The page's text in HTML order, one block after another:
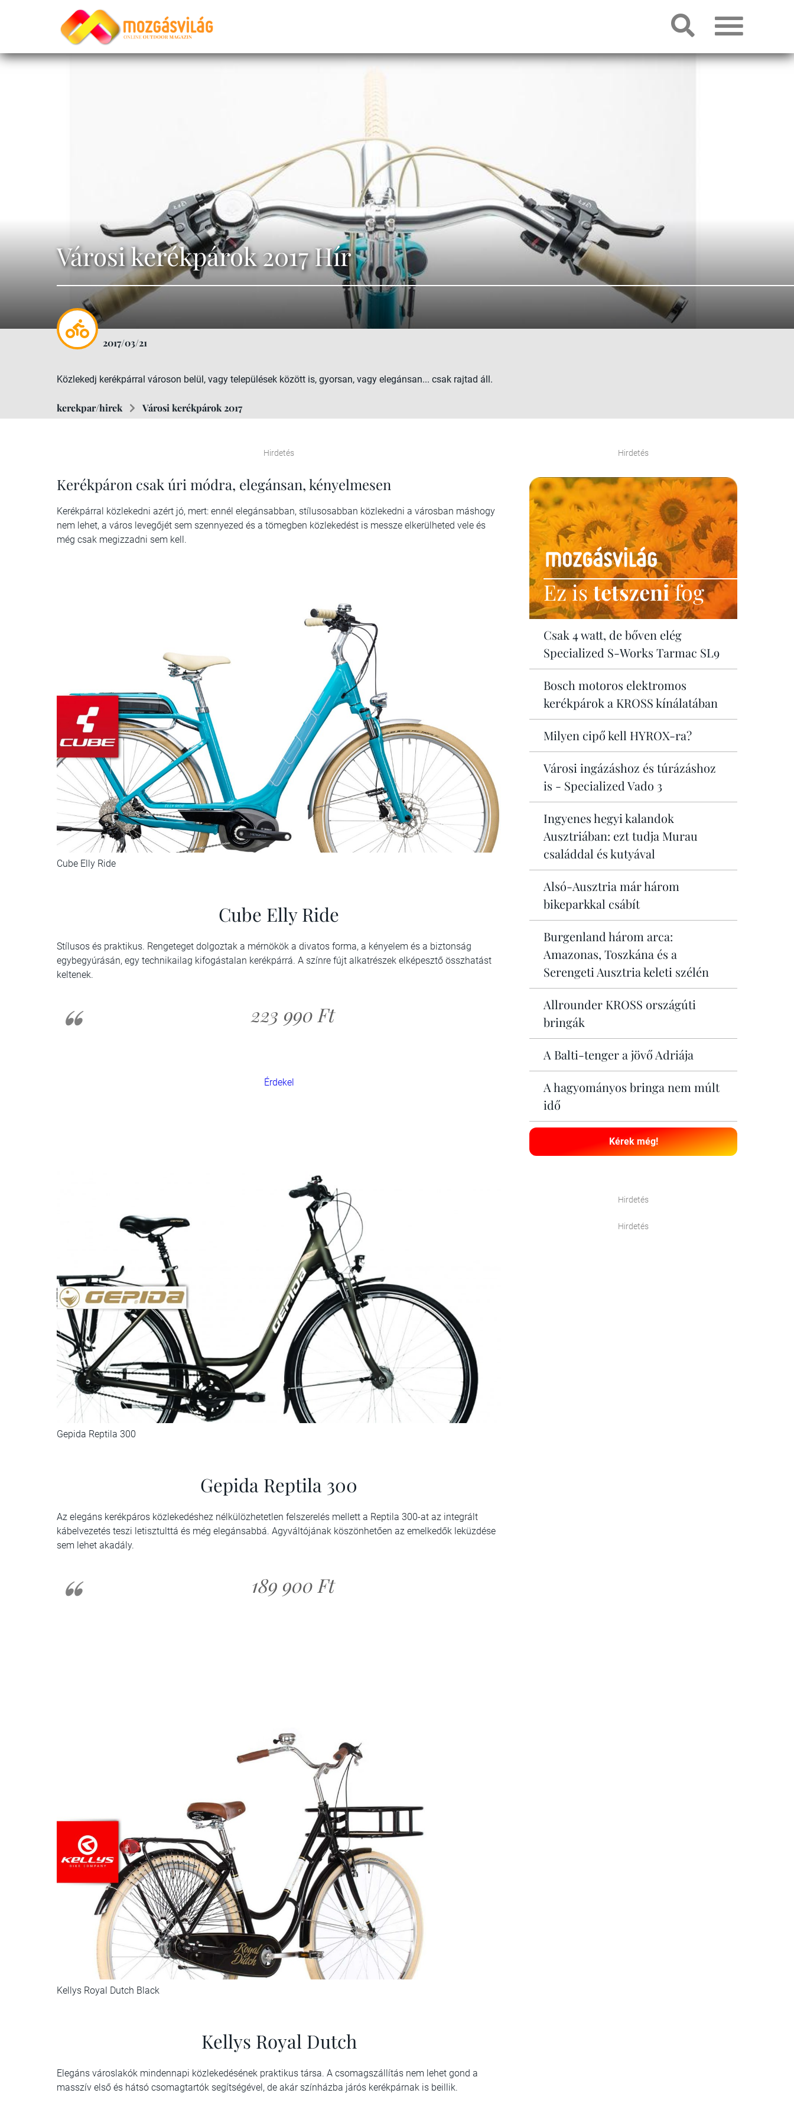
Városi kerékpárok 2017 Hír
2017/03/21
Közlekedj kerékpárral városon belül, vagy települések között is, gyorsan, vagy elegánsan... csak rajtad áll.
kerekpar/hirek Városi kerékpárok 2017
Hirdetés
Kerékpáron csak úri módra, elegánsan, kényelmesen
Kerékpárral közlekedni azért jó, mert: ennél elegánsabban, stílusosabban közlekedni a városban máshogy
nem lehet, a város levegőjét sem szennyezed és a tömegben közlekedést is messze elkerülheted vele és
még csak megizzadni sem kell.
Cube Elly Ride
Cube Elly Ride
Stílusos és praktikus. Rengeteget dolgoztak a mérnökök a divatos forma, a kényelem és a biztonság
egybegyúrásán, egy technikailag kifogástalan kerékpárrá. A színre fújt alkatrészek elképesztő összhatást
keltenek.
223 990 Ft
Érdekel
Gepida Reptila 300
Gepida Reptila 300
Az elegáns kerékpáros közlekedéshez nélkülözhetetlen felszerelés mellett a Reptila 300-at az integrált
kábelvezetés teszi letisztulttá és még elegánsabbá. Agyváltójának köszönhetően az emelkedők leküzdése
sem lehet akadály.
189 900 Ft
Kellys Royal Dutch Black
Kellys Royal Dutch
Elegáns városlakók mindennapi közlekedésének praktikus társa. A csomagszállítás nem lehet gond a
masszív első és hátsó csomagtartók segítségével, de akár színházba járós kerékpárnak is beillik.
Hirdetés
Ez istetszenifog
Csak 4 watt, de bőven elég
Specialized S-Works Tarmac SL9
Bosch motoros elektromos
kerékpárok a KROSS kínálatában
Milyen cipő kell HYROX-ra?
Városi ingázáshoz és túrázáshoz
is - Specialized Vado 3
Ingyenes hegyi kalandok
Ausztriában: ezt tudja Murau
családdal és kutyával
Alsó-Ausztria már három
bikeparkkal csábít
Burgenland három arca:
Amazonas, Toszkána és a
Serengeti Ausztria keleti szélén
Allrounder KROSS országúti
bringák
A Balti-tenger a jövő Adriája
A hagyományos bringa nem múlt
idő
Kérek még!
Hirdetés
Hirdetés